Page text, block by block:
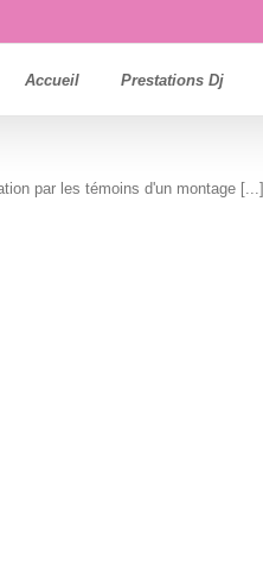
Accueil Prestations Dj
par les témoins d'un montage [...]